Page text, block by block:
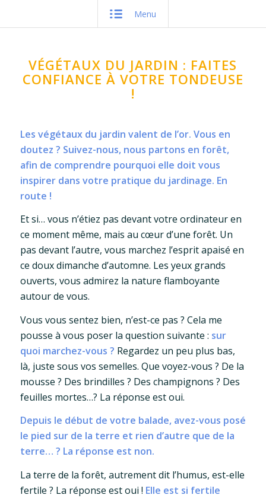
Menu
VÉGÉTAUX DU JARDIN : FAITES
CONFIANCE À VOTRE TONDEUSE
!
Les végétaux du jardin valent de l’or. Vous en
doutez ? Suivez-nous, nous partons en forêt,
afin de comprendre pourquoi elle doit vous
inspirer dans votre pratique du jardinage. En
route !
Et si… vous n’étiez pas devant votre ordinateur en
ce moment même, mais au cœur d’une forêt. Un
pas devant l’autre, vous marchez l’esprit apaisé en
ce doux dimanche d’automne. Les yeux grands
ouverts, vous admirez la nature flamboyante
autour de vous.
Vous vous sentez bien, n’est-ce pas ? Cela me
pousse à vous poser la question suivante : sur
quoi marchez-vous ? Regardez un peu plus bas,
là, juste sous vos semelles. Que voyez-vous ? De la
mousse ? Des brindilles ? Des champignons ? Des
feuilles mortes…? La réponse est oui.
Depuis le début de votre balade, avez-vous posé
le pied sur de la terre et rien d’autre que de la
terre… ? La réponse est non.
La terre de la forêt, autrement dit l’humus, est-elle
fertile ? La réponse est oui ! Elle est si fertile